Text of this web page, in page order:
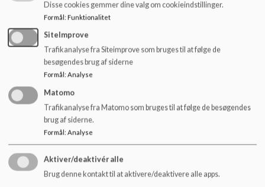
samtykke fra forældrene.
Skolepsykolog Peter Kovacs
Kontakt: Send mig en besked i Aula med kort beskrivelse af
årsagen til din henvendelse (husk at markere beskeden som
"følsom")
Telefon: 6040 5620 (ved henvendelser der haster).
Skolepsykolog Sasja Melgaard Lassen
wr5d@kk.dk
Telefon: 24 62 32 73 (ved henvendelser der haster).
Disse cookies gemmer dine valg om cookieindstillinger.
Formål: Funktionalitet
SiteImprove
Trafikanalyse fra Siteimprove som bruges til at følge de
besøgendes brug af siderne
Formål : Analyse
Matomo
Trafikanalyse fra Matomo som bruges til at følge de besøgendes
brug af siderne.
Formål: Analyse
Aktiver/deaktivér alle
Brug denne kontakt til at aktivere/deaktivere alle apps.